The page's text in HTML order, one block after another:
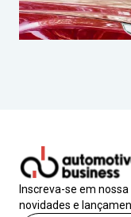
Inscreva-se em
novidades e